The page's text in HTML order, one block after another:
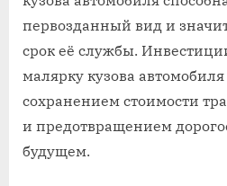
первозданный вид и
срок её службы.
малярку кузова
сохранением стоимости
и предотвращением
будущем.